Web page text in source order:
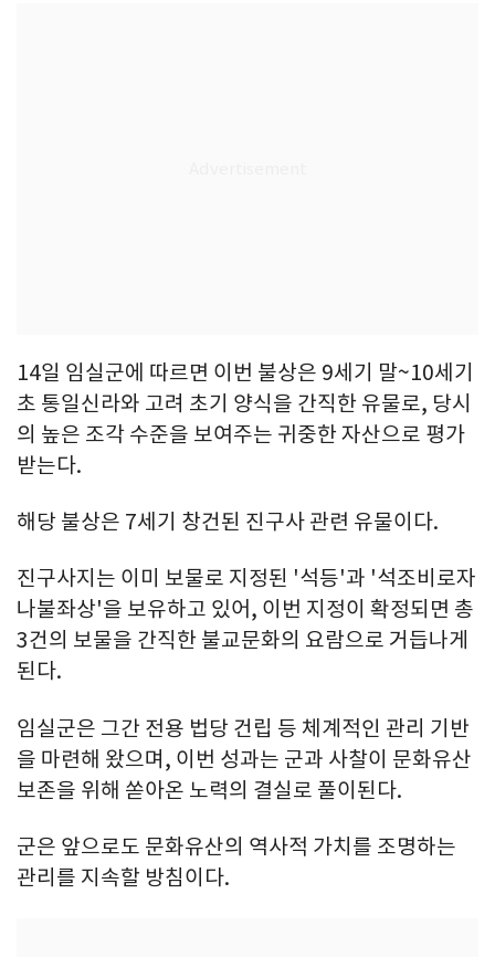
14일 임실군에 따르면 이번 불상은 9세기 말~10세기
초 통일신라와 고려 초기 양식을 간직한 유물로, 당시
의 높은 조각 수준을 보여주는 귀중한 자산으로 평가
받는다.
해당 불상은 7세기 창건된 진구사 관련 유물이다.
진구사지는 이미 보물로 지정된 '석등'과 '석조비로자
나불좌상'을 보유하고 있어, 이번 지정이 확정되면 총
3건의 보물을 간직한 불교문화의 요람으로 거듭나게
된다.
임실군은 그간 전용 법당 건립 등 체계적인 관리 기반
을 마련해 왔으며, 이번 성과는 군과 사찰이 문화유산
보존을 위해 쏟아온 노력의 결실로 풀이된다.
군은 앞으로도 문화유산의 역사적 가치를 조명하는
관리를 지속할 방침이다.